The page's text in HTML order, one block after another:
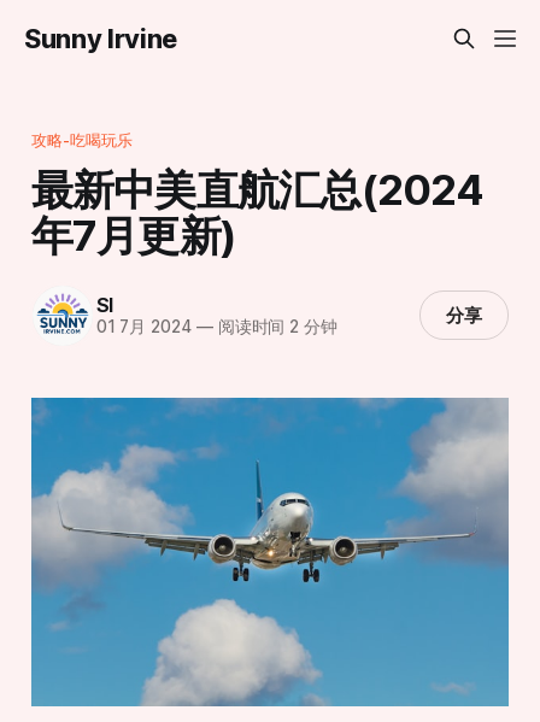
Sunny Irvine
攻略-吃喝玩乐
最新中美直航汇总(2024
年7月更新)
SI
01 7月 2024 —阅读时间 2 分钟 分享